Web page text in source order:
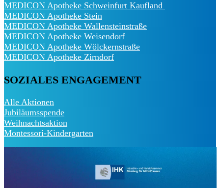
MEDICON Apotheke Schweinfurt Kaufland
MEDICON Apotheke Stein
MEDICON Apotheke Wallensteinstraße
MEDICON Apotheke Weisendorf
MEDICON Apotheke Wölckernstraße
MEDICON Apotheke Zirndorf
SOZIALES ENGAGEMENT
Alle Aktionen
Jubiläumsspende
Weihnachtsaktion
Montessori-Kindergarten